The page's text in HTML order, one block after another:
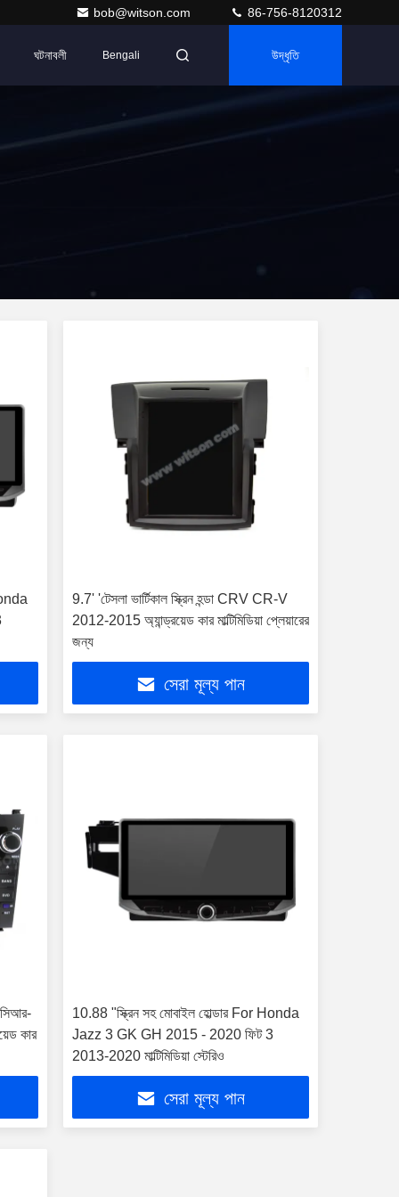
bob@witson.com 86-756-8120312
ঘটনাবলী Bengali উদ্ধৃতি
9.7' 'টেসলা ভার্টিকাল স্ক্রিন হন্ডা CRV CR-V
2012-2015 অ্যান্ড্রয়েড কার মাল্টিমিডিয়া প্লেয়ারের
জন্য
সেরা মূল্য পান
সিআর-
কার
10.88 "স্ক্রিন সহ মোবাইল হোল্ডার For Honda
Jazz 3 GK GH 2015 - 2020 ফিট 3
2013-2020 মাল্টিমিডিয়া স্টেরিও
সেরা মূল্য পান